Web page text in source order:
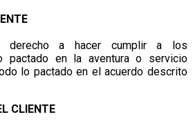
derecho a hacer cumplir a los
pactado en la aventura o servicio
lo pactado en el acuerdo descrito
CLIENTE